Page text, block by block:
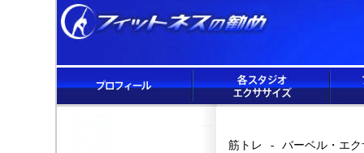
筋トレ - バーベル・エク